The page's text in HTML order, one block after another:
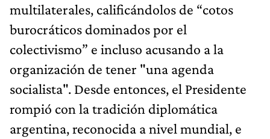
multilaterales, calificándolos de “cotos
burocráticos dominados por el
colectivismo” e incluso acusando a la
organización de tener "una agenda
socialista". Desde entonces, el Presidente
rompió con la tradición diplomática
argentina, reconocida a nivel mundial, e